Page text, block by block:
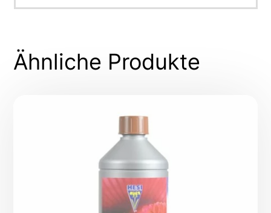
Ähnliche Produkte